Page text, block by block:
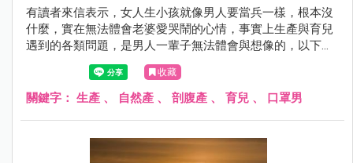
有讀者來信表示，女人生小孩就像男人要當兵一樣，根本沒
什麼，實在無法體會老婆愛哭鬧的心情，事實上生產與育兒
遇到的各類問題，是男人一輩子無法體會與想像的，以下分
享我的想法。
收藏
關鍵字： 生產 、 自然產 、 剖腹產 、 育兒 、 口罩男